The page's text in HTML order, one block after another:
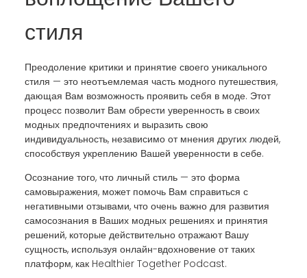
стиля
Преодоление критики и принятие своего уникального
стиля — это неотъемлемая часть модного путешествия,
дающая Вам возможность проявить себя в моде. Этот
процесс позволит Вам обрести уверенность в своих
модных предпочтениях и выразить свою
индивидуальность, независимо от мнения других людей,
способствуя укреплению Вашей уверенности в себе.
Осознание того, что личный стиль — это форма
самовыражения, может помочь Вам справиться с
негативными отзывами, что очень важно для развития
самосознания в Ваших модных решениях и принятия
решений, которые действительно отражают Вашу
сущность, используя онлайн-вдохновение от таких
платформ, как Healthier Together Podcast.